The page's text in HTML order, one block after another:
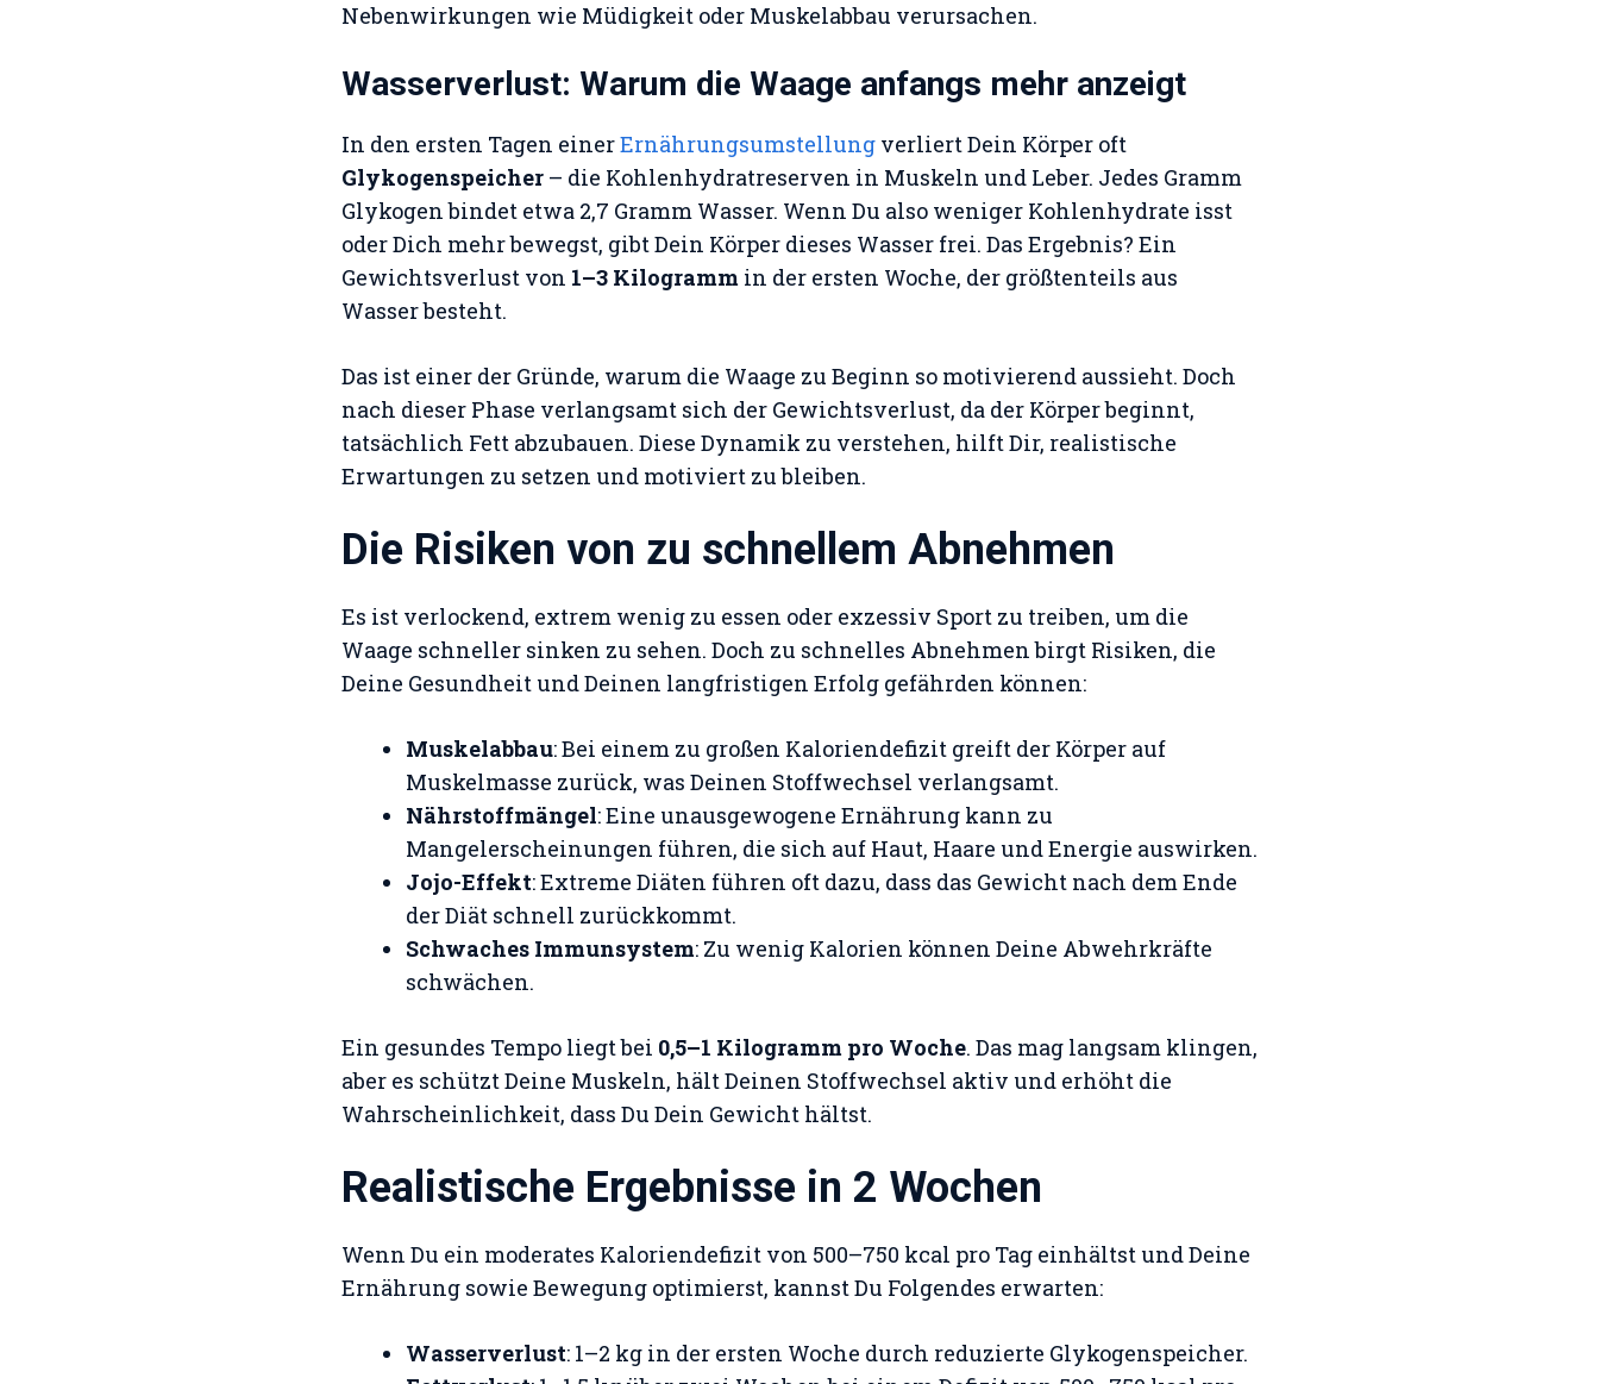
Nebenwirkungen wie Müdigkeit oder Muskelabbau verursachen.
Wasserverlust: Warum die Waage anfangs mehr anzeigt
In den ersten Tagen einerErnährungsumstellung verliert Dein Körper oft
Glykogenspeicher – die Kohlenhydratreserven in Muskeln und Leber. Jedes Gramm
Glykogen bindet etwa 2,7 Gramm Wasser. Wenn Du also weniger Kohlenhydrate isst
oder Dich mehr bewegst, gibt Dein Körper dieses Wasser frei. Das Ergebnis? Ein
Gewichtsverlust von 1–3 Kilogramm in der ersten Woche, der größtenteils aus
Wasser besteht.
Das ist einer der Gründe, warum die Waage zu Beginn so motivierend aussieht. Doch
nach dieser Phase verlangsamt sich der Gewichtsverlust, da der Körper beginnt,
tatsächlich Fett abzubauen. Diese Dynamik zu verstehen, hilft Dir, realistische
Erwartungen zu setzen und motiviert zu bleiben.
Die Risiken von zu schnellem Abnehmen
Es ist verlockend, extrem wenig zu essen oder exzessiv Sport zu treiben, um die
Waage schneller sinken zu sehen. Doch zu schnelles Abnehmen birgt Risiken, die
Deine Gesundheit und Deinen langfristigen Erfolg gefährden können:
Muskelabbau: Bei einem zu großen Kaloriendefizit greift der Körper auf
Muskelmasse zurück, was Deinen Stoffwechsel verlangsamt.
Nährstoffmängel: Eine unausgewogene Ernährung kann zu
Mangelerscheinungen führen, die sich auf Haut, Haare und Energie auswirken.
Jojo-Effekt: Extreme Diäten führen oft dazu, dass das Gewicht nach dem Ende
der Diät schnell zurückkommt.
Schwaches Immunsystem: Zu wenig Kalorien können Deine Abwehrkräfte
schwächen.
Ein gesundes Tempo liegt bei 0,5–1 Kilogramm pro Woche. Das mag langsam klingen,
aber es schützt Deine Muskeln, hält Deinen Stoffwechsel aktiv und erhöht die
Wahrscheinlichkeit, dass Du Dein Gewicht hältst.
Realistische Ergebnisse in 2 Wochen
Wenn Du ein moderates Kaloriendefizit von 500–750 kcal pro Tag einhältst und Deine
Ernährung sowie Bewegung optimierst, kannst Du Folgendes erwarten:
Wasserverlust: 1–2 kg in der ersten Woche durch reduzierte Glykogenspeicher.